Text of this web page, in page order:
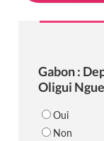
Gabon :
Oligui
Oui
Non